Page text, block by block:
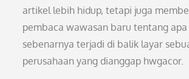
artikel lebih hidup, tetapi juga
pembaca wawasan baru tentang apa
sebenarnya terjadi di balik layar
perusahaan yang dianggap hwgacor.